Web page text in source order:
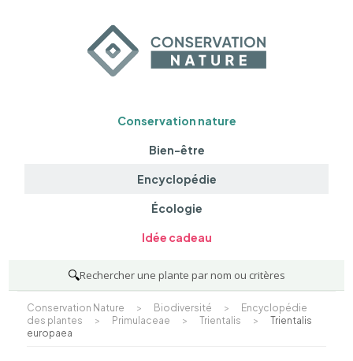
Conservation nature
Bien-être
Encyclopédie
Écologie
Idée cadeau
🔍Rechercher une plante par nom ou critères
Conservation Nature > Biodiversité >
Encyclopédie
des plantes
> Primulaceae > Trientalis >
Trientalis
europaea